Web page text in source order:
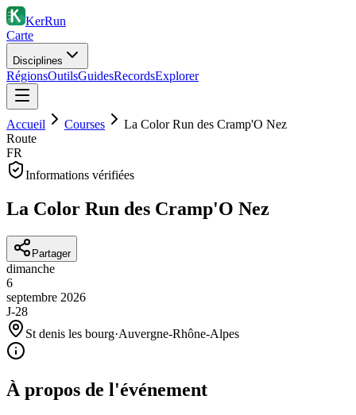
KerRun
Carte
Disciplines
RégionsOutilsGuidesRecordsExplorer
Accueil Courses
La Color Run des Cramp'O Nez
Route
FR
Informations vérifiées
La Color Run des Cramp'O Nez
Partager
dimanche
6
septembre 2026
J-28
St denis les bourg·Auvergne-Rhône-Alpes
À propos de l'événement